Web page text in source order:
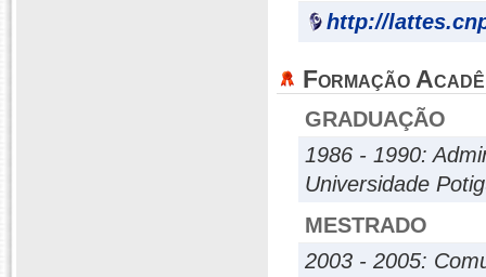
http://
Formação
GRADUAÇÃO
1986 - 1990:
Universidade
MESTRADO
2003 - 2005: